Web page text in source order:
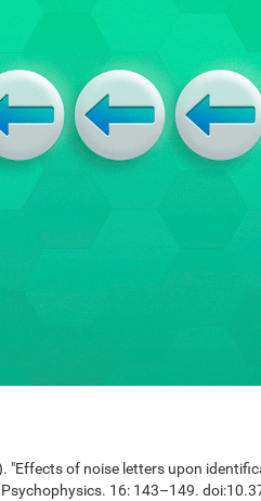
"Effects of noise letters upon
16: 143–149.